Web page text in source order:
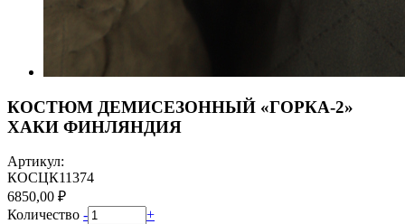
КОСТЮМ ДЕМИСЕЗОННЫЙ «ГОРКА-2»
ХАКИ ФИНЛЯНДИЯ
Артикул:
КОСЦК11374
6850,00 ₽
Количество - +